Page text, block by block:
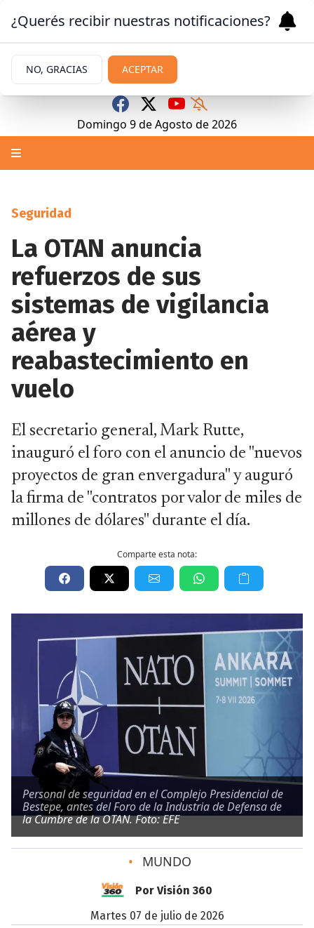
Domingo 9deAgosto de 2026
Seguridad
La OTAN anuncia
refuerzos de sus
sistemas de vigilancia
aérea y
reabastecimiento en
vuelo
El secretario general, Mark Rutte,
inauguró el foro con el anuncio de "nuevos
proyectos de gran envergadura" y auguró
la firma de "contratos por valor de miles de
millones de dólares" durante el día.
Comparte esta nota:
Personal de seguridad en el Complejo Presidencial de
Bestepe, antes del Foro de la Industria de Defensa de
la Cumbre de la OTAN. Foto: EFE
• MUNDO
Por Visión 360
martes 07 de julio de 2026
¿Querés recibir nuestras notificaciones?
NO, GRACIAS ACEPTAR